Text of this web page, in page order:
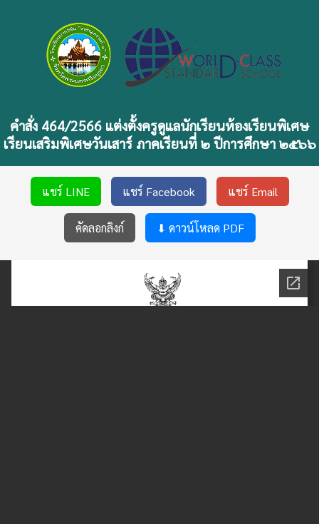
คำสั่ง 464/2566 แต่งตั้งครูดูแลนักเรียนห้องเรียนพิเศษ
เรียนเสริมพิเศษวันเสาร์ ภาคเรียนที่ ๒ ปีการศึกษา ๒๕๖๖
แชร์ LINE แชร์ Facebook แชร์ Email
คัดลอกลิงก์ ⬇ ดาวน์โหลด PDF